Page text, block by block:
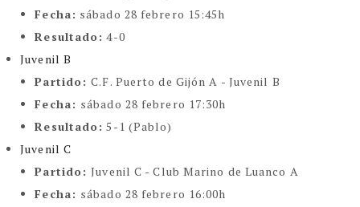
Fecha: sábado 28 febrero 15:45h
Resultado: 4-0
Juvenil B
Partido:C.F. Puerto de Gijón A - Juvenil B
Fecha: sábado 28 febrero 17:30h
Resultado: 5-1 (Pablo)
Juvenil C
Partido:Juvenil C - Club Marino de Luanco A
Fecha: sábado 28 febrero 16:00h